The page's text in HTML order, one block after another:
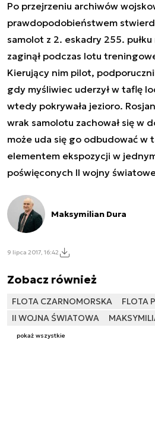
Po przejrzeniu archiwów
prawdopodobieństwem
samolot z 2. eskadry 255.
zaginął podczas lotu
Kierujący nim pilot,
gdy myśliwiec uderzył w taflę
wtedy pokrywała jezioro.
wrak samolotu zachował się w
może uda się go odbudować w
elementem ekspozycji w
poświęconych II wojny
Maksymilian Dura
9 lipca 2017, 16:42
Zobacz również
FLOTA CZARNOMORSKA
FLOTA
II WOJNA ŚWIATOWA
pokaż wszystkie